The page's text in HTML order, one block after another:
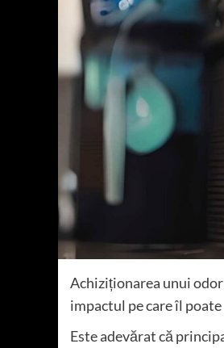
Achiziționarea unui
impactul pe care îl
Este adevărat că